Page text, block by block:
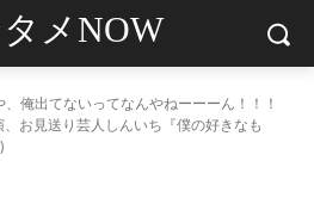
メNOW
、俺出てないってなんやねーーーん！！！
お見送り芸人しんいち『僕の好きなも